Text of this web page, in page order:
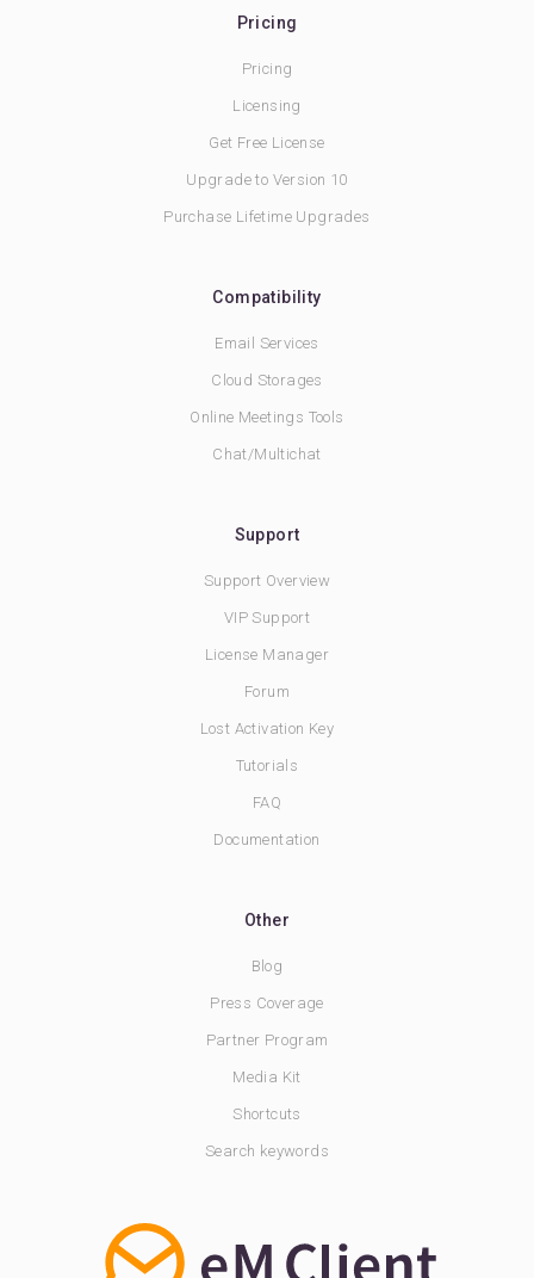
Pricing
Pricing
Licensing
Get Free License
Upgrade to Version 10
Purchase Lifetime Upgrades
Compatibility
Email Services
Cloud Storages
Online Meetings Tools
Chat/Multichat
Support
Support Overview
VIP Support
License Manager
Forum
Lost Activation Key
Tutorials
FAQ
Documentation
Other
Blog
Press Coverage
Partner Program
Media Kit
Shortcuts
Search keywords